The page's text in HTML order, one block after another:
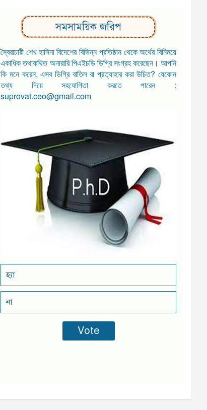
সমসাময়িক জরিপ
স্বৈরাচারী শেখ হাসিনা বিদেশের বিভিন্ন প্রতিষ্ঠান থেকে অর্থের বিনিময়ে
একাধিক তথাকথিত অনারারি পিএইচডি ডিগ্রি সংগ্রহ করেছেন। আপনি
কি মনে করেন, এসব ডিগ্রি বাতিল বা প্রত্যাহার করা উচিত? যেকোন
তথ্য দিয়ে সহযোগিতা করতে পারেন :
suprovat.ceo@gmail.com
হ্যা
না